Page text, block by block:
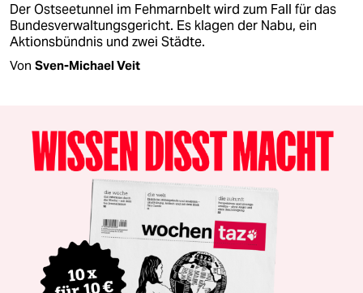
Der Ostseetunnel im Fehmarnbelt wird zum Fall für das
Bundesverwaltungsgericht. Es klagen der Nabu, ein
Aktionsbündnis und zwei Städte.
Von Sven-Michael Veit